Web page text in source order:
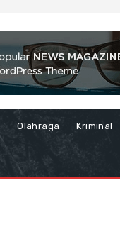
Olahraga Kriminal